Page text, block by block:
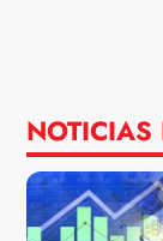
NOTICIAS